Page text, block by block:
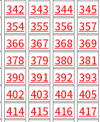
342 343 344 345
354 355 356 357
366 367 368 369
378 379 380 381
390 391 392 393
402 403 404 405
414 415 416 417